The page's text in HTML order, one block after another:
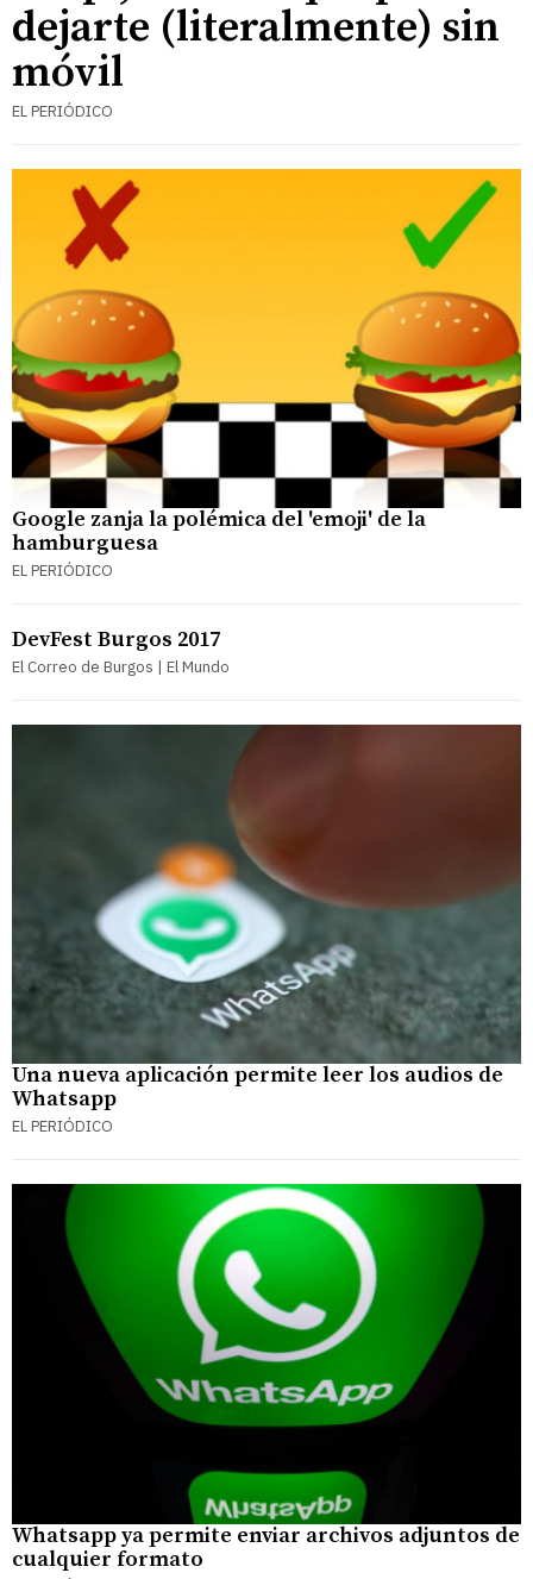
dejarte (literalmente) sin
móvil
EL PERIÓDICO
Google zanja la polémica del 'emoji' de la
hamburguesa
EL PERIÓDICO
DevFest Burgos 2017
El Correo de Burgos | El Mundo
Una nueva aplicación permite leer los audios de
Whatsapp
EL PERIÓDICO
Whatsapp ya permite enviar archivos adjuntos de
cualquier formato